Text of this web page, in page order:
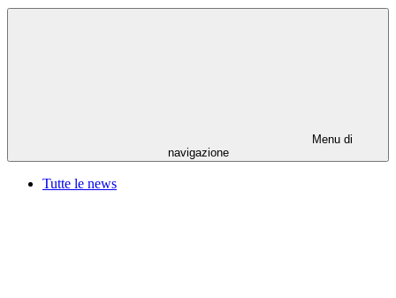
Menu di
navigazione
Tutte le news